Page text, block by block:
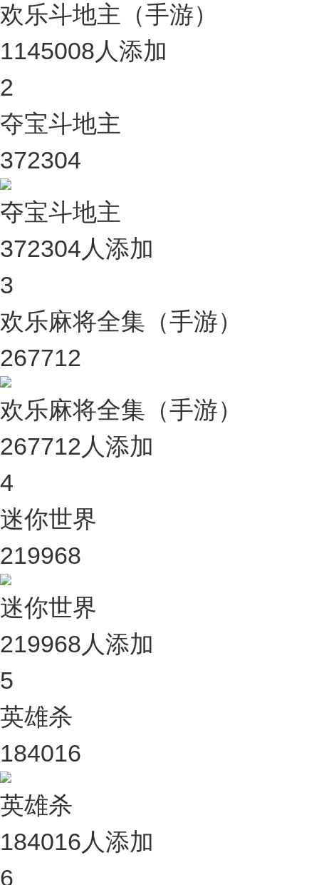
欢乐斗地主（手游）
1145008人添加
2
夺宝斗地主
372304
夺宝斗地主
372304人添加
3
欢乐麻将全集（手游）
267712
欢乐麻将全集（手游）
267712人添加
4
迷你世界
219968
迷你世界
219968人添加
5
英雄杀
184016
英雄杀
184016人添加
6